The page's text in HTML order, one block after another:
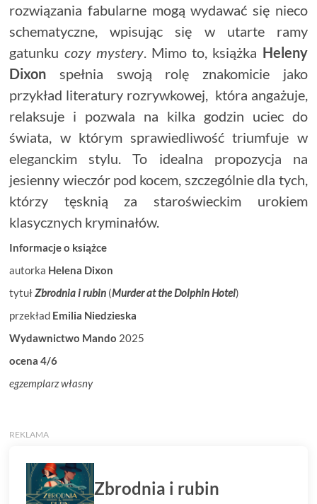
rozwiązania fabularne mogą wydawać się nieco
schematyczne, wpisując się w utarte ramy
gatunku cozy mystery. Mimo to, książka Heleny
Dixon spełnia swoją rolę znakomicie jako
przykład literatury rozrywkowej, która angażuje,
relaksuje i pozwala na kilka godzin uciec do
świata, w którym sprawiedliwość triumfuje w
eleganckim stylu. To idealna propozycja na
jesienny wieczór pod kocem, szczególnie dla tych,
którzy tęsknią za staroświeckim urokiem
klasycznych kryminałów.
Informacje o książce
autorka Helena Dixon
tytułZbrodnia i rubin (Murder at the Dolphin Hotel)
przekład Emilia Niedzieska
Wydawnictwo Mando 2025
ocena 4/6
egzemplarz własny